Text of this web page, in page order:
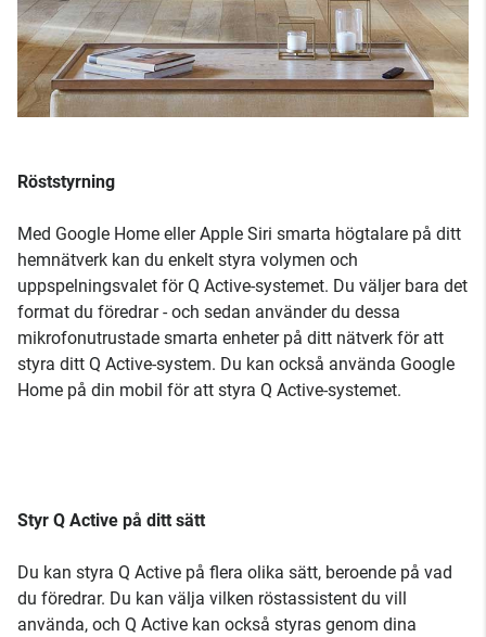
Röststyrning
Med Google Home eller Apple Siri smarta högtalare på ditt
hemnätverk kan du enkelt styra volymen och
uppspelningsvalet för Q Active-systemet. Du väljer bara det
format du föredrar - och sedan använder du dessa
mikrofonutrustade smarta enheter på ditt nätverk för att
styra ditt Q Active-system. Du kan också använda Google
Home på din mobil för att styra Q Active-systemet.
Styr Q Active på ditt sätt
Du kan styra Q Active på flera olika sätt, beroende på vad
du föredrar. Du kan välja vilken röstassistent du vill
använda, och Q Active kan också styras genom dina